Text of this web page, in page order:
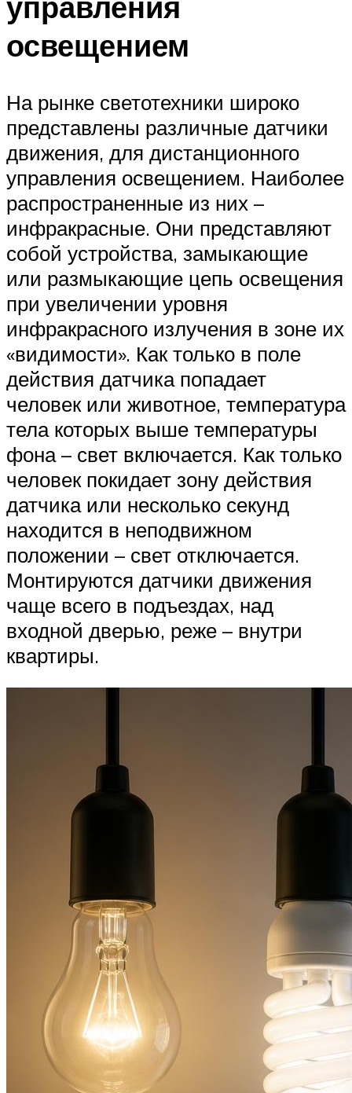
освещением
На рынке светотехники широко
представлены различные датчики
движения, для дистанционного
управления освещением. Наиболее
распространенные из них –
инфракрасные. Они представляют
собой устройства, замыкающие
или размыкающие цепь освещения
при увеличении уровня
инфракрасного излучения в зоне их
«видимости». Как только в поле
действия датчика попадает
человек или животное, температура
тела которых выше температуры
фона – свет включается. Как только
человек покидает зону действия
датчика или несколько секунд
находится в неподвижном
положении – свет отключается.
Монтируются датчики движения
чаще всего в подъездах, над
входной дверью, реже – внутри
квартиры.